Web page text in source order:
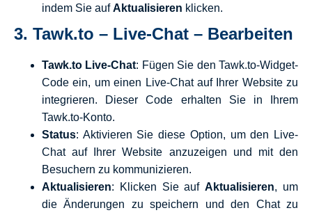
indem Sie aufAktualisieren klicken.
3. Tawk.to – Live-Chat – Bearbeiten
Tawk.to Live-Chat: Fügen Sie den Tawk.to-Widget-
Code ein, um einen Live-Chat auf Ihrer Website zu
integrieren. Dieser Code erhalten Sie in Ihrem
Tawk.to-Konto.
Status: Aktivieren Sie diese Option, um den Live-
Chat auf Ihrer Website anzuzeigen und mit den
Besuchern zu kommunizieren.
Aktualisieren: Klicken Sie aufAktualisieren, um
die Änderungen zu speichern und den Chat zu